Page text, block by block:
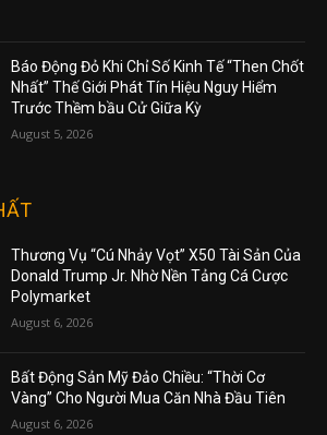
Báo Động Đỏ Khi Chỉ Số Kinh Tế “Then Chốt
Nhất” Thế Giới Phát Tín Hiệu Nguy Hiểm
Trước Thềm bầu Cử Giữa Kỳ
August 5, 2026
Thương Vụ “Cú Nhảy Vọt” X50 Tài Sản Của
Donald Trump Jr. Nhờ Nền Tảng Cá Cược
Polymarket
August 6, 2026
Bất Động Sản Mỹ Đảo Chiều: “Thời Cơ
Vàng” Cho Người Mua Căn Nhà Đầu Tiên
August 6, 2026